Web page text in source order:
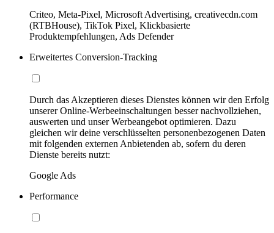
Criteo, Meta-Pixel, Microsoft Advertising, creativecdn.com
(RTBHouse), TikTok Pixel, Klickbasierte
Produktempfehlungen, Ads Defender
Erweitertes Conversion-Tracking
Durch das Akzeptieren dieses Dienstes können wir den Erfolg
unserer Online-Werbeeinschaltungen besser nachvollziehen,
auswerten und unser Werbeangebot optimieren. Dazu
gleichen wir deine verschlüsselten personenbezogenen Daten
mit folgenden externen Anbietenden ab, sofern du deren
Dienste bereits nutzt:
Google Ads
Performance